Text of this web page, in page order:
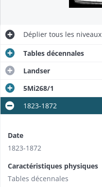
Déplier tous les niveaux
Tables décennales
Landser
5Mi268/1
1823-1872
Date
1823-1872
Caractéristiques physiques
Tables décennales